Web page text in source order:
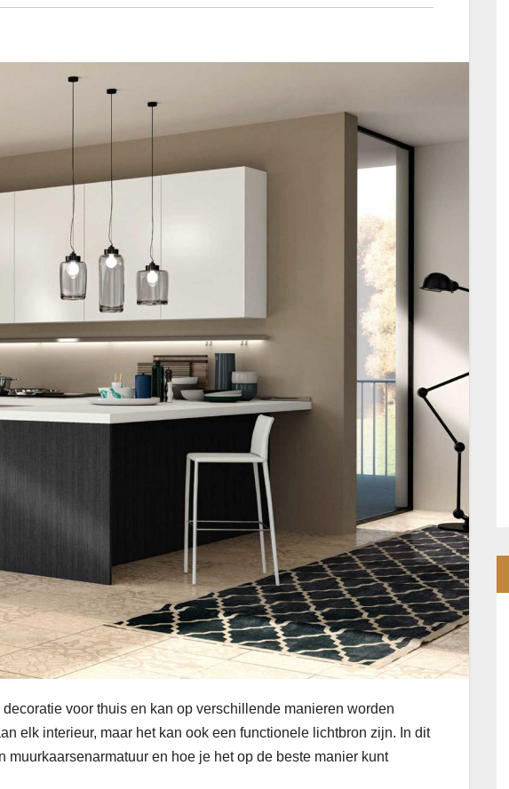
voor thuis en kan op verschillende manieren worden
elk interieur, maar het kan ook een functionele lichtbron zijn. In dit
en hoe je het op de beste manier kunt